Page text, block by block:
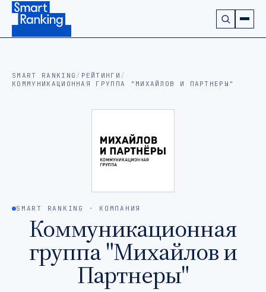
Подписаться на наш канал в Telegram (откроется в
SMART RANKING / РЕЙТИНГИ /
КОММУНИКАЦИОННАЯ ГРУППА "МИХАЙЛОВ И ПАРТНЕРЫ"
SMART RANKING · КОМПАНИЯ
Коммуникационная
группа "Михайлов и
Партнеры"